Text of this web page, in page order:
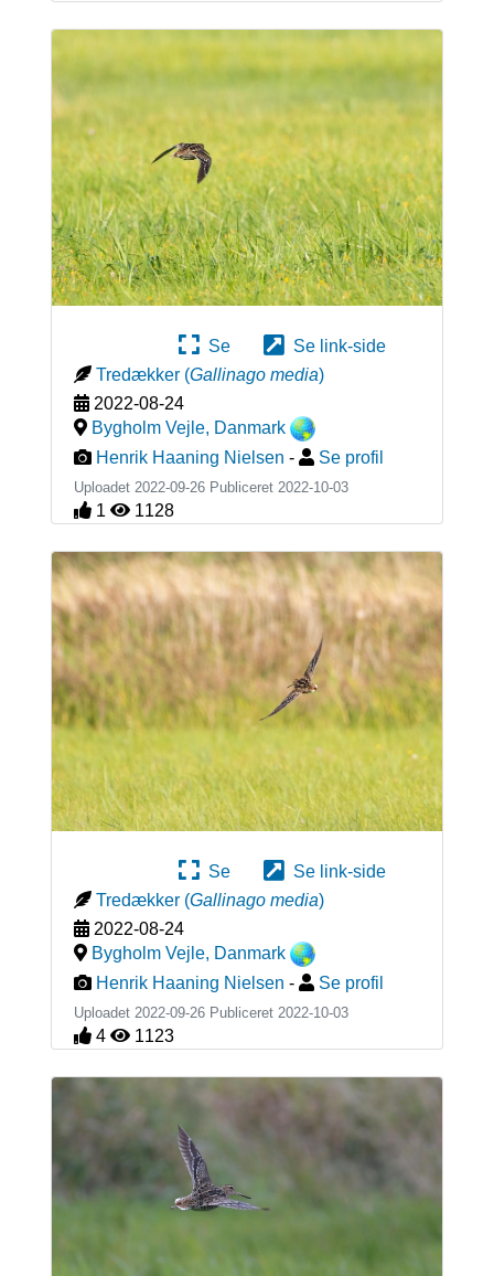
Se
Se link-side
Tredækker (Gallinago media)
2022-08-24
Bygholm Vejle, Danmark
Henrik Haaning Nielsen - Se profil
Uploadet 2022-09-26 Publiceret 2022-10-03
1 1128
Se
Se link-side
Tredækker (Gallinago media)
2022-08-24
Bygholm Vejle, Danmark
Henrik Haaning Nielsen - Se profil
Uploadet 2022-09-26 Publiceret 2022-10-03
4 1123